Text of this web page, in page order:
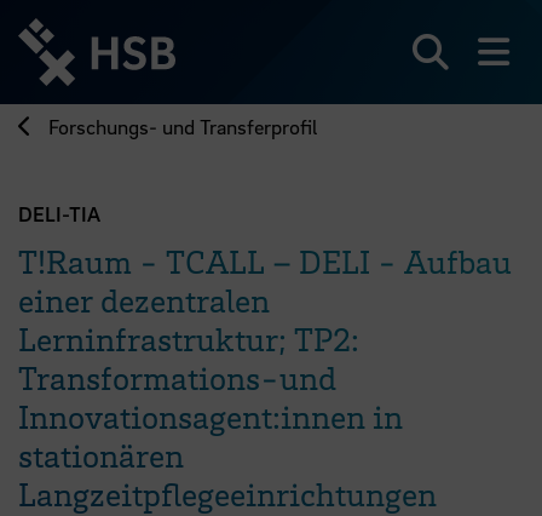
zum
Seiteninhalt
springen
Forschungs- und Transferprofil
DELI-TIA
T!Raum - TCALL – DELI - Aufbau
einer dezentralen
Lerninfrastruktur; TP2:
Transformations-und
Innovationsagent:innen in
stationären
Langzeitpflegeeinrichtungen